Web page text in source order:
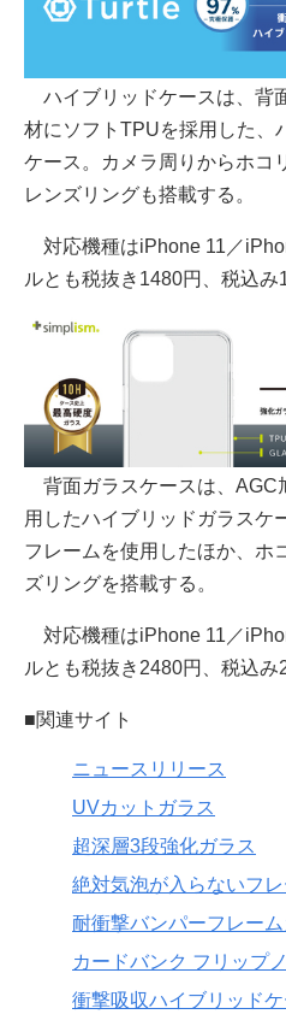
ハイブリッドケースは、背
材にソフトTPUを採用した、
ケース。カメラ周りからホコ
レンズリングも搭載する。
対応機種はiPhone 11／
ルとも税抜き1480円、税込み
背面ガラスケースは、AGC
用したハイブリッドガラスケ
フレームを使用したほか、ホ
ズリングを搭載する。
対応機種はiPhone 11／
ルとも税抜き2480円、税込み
■関連サイト
ニュースリリース
UVカットガラス
超深層3段強化ガラス
絶対気泡が入らないフ
耐衝撃バンパーフレー
カードバンク フリップ
衝撃吸収ハイブリッドケ